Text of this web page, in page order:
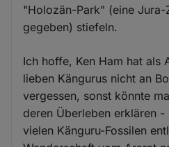
"Holozän-Park" (eine Jura-
gegeben) stiefeln.
Ich hoffe, Ken Ham hat als
lieben Kängurus nicht an
vergessen, sonst könnte
deren Überleben erklären
vielen Känguru-Fossilen